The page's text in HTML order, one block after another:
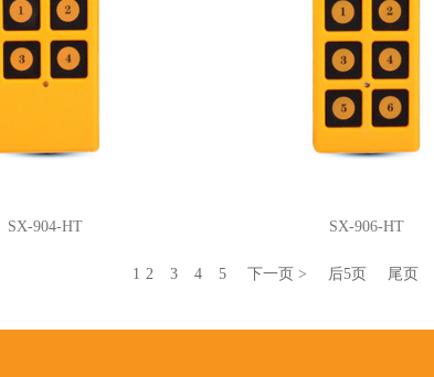
SX-904-HT SX-906-HT
1 2 3 4 5 下一页 > 后5页 尾页